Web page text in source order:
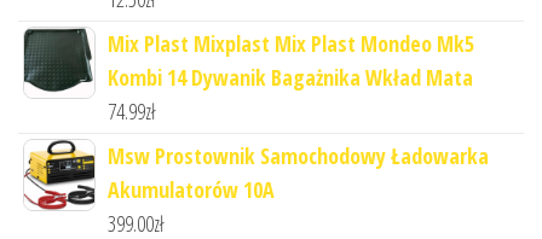
Mix Plast Mixplast Mix Plast Mondeo Mk5
Kombi 14 Dywanik Bagażnika Wkład Mata
74.99zł
Msw Prostownik Samochodowy Ładowarka
Akumulatorów 10A
399.00zł